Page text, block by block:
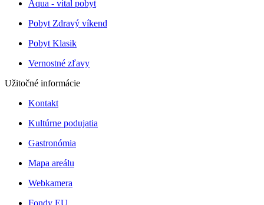
Aqua - vital pobyt
Pobyt Zdravý víkend
Pobyt Klasik
Vernostné zľavy
Užitočné informácie
Kontakt
Kultúrne podujatia
Gastronómia
Mapa areálu
Webkamera
Fondy EU